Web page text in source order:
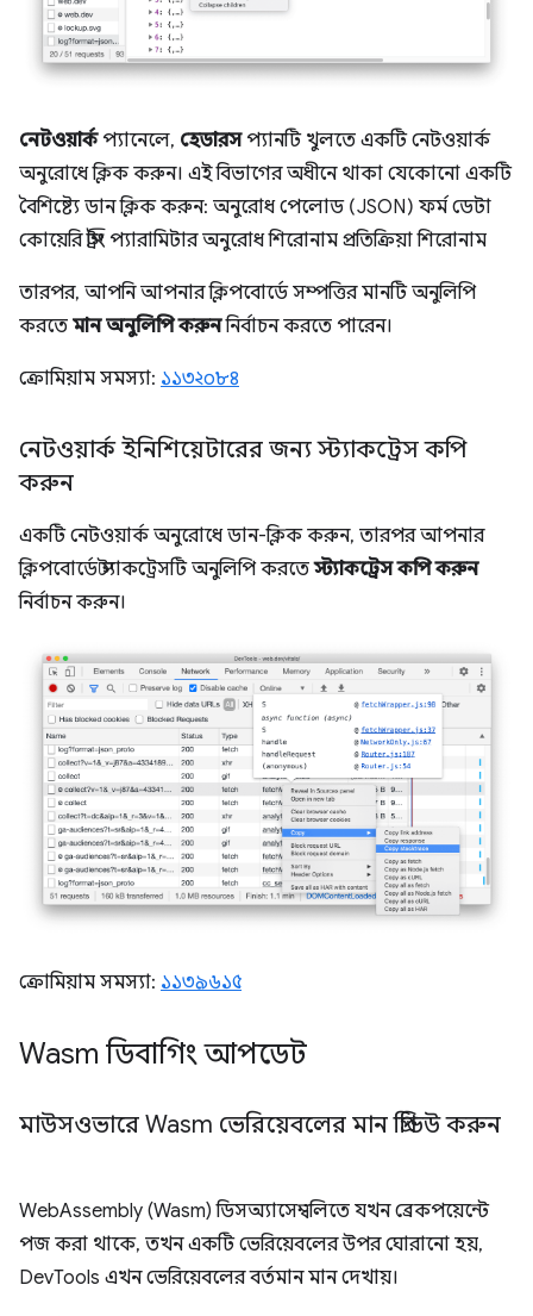
নেটওয়ার্কপ্যানেলে, হেডারসপ্যানটি খুলতে একটি নেটওয়ার্ক
অনুরোধে ক্লিক করুন। এই বিভাগের অধীনে থাকা যেকোনো একটি
বৈশিষ্ট্যে ডান ক্লিক করুন: অনুরোধ পেলোড (JSON) ফর্ম ডেটা
কোয়েরি স্ট্রিং প্যারামিটার অনুরোধ শিরোনাম প্রতিক্রিয়া শিরোনাম
তারপর, আপনি আপনার ক্লিপবোর্ডে সম্পত্তির মানটি অনুলিপি
করতে মান অনুলিপি করুননির্বাচন করতে পারেন।
ক্রোমিয়াম সমস্যা: ১১৩২০৮৪
নেটওয়ার্ক ইনিশিয়েটারের জন্য স্ট্যাকট্রেস কপি
করুন
একটি নেটওয়ার্ক অনুরোধে ডান-ক্লিক করুন, তারপর আপনার
ক্লিপবোর্ডে স্ট্যাকট্রেসটি অনুলিপি করতেস্ট্যাকট্রেস কপি করুন
নির্বাচন করুন।
ক্রোমিয়াম সমস্যা: ১১৩৯৬১৫
Wasm ডিবাগিং আপডেট
মাউসওভারে Wasm ভেরিয়েবলের মান প্রিভিউ করুন
WebAssembly (Wasm) ডিসঅ্যাসেম্বলিতে যখন ব্রেকপয়েন্টে
পজ করা থাকে, তখন একটি ভেরিয়েবলের উপর ঘোরানো হয়,
DevTools এখন ভেরিয়েবলের বর্তমান মান দেখায়।